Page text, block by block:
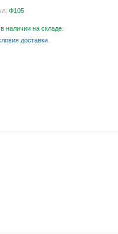
Ф105
наличии на складе.
доставки